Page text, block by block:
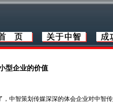
型企业的价值
中智策划传媒深深的体会企业对中智